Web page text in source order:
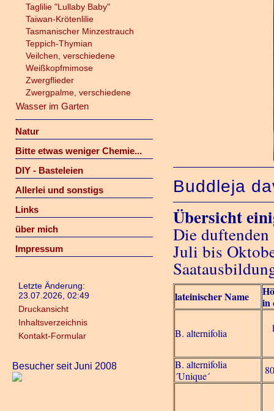
Taglilie "Lullaby Baby"
Taiwan-Krötenlilie
Tasmanischer Minzestrauch
Teppich-Thymian
Veilchen, verschiedene
Weißkopfmimose
Zwergflieder
Zwergpalme, verschiedene
Wasser im Garten
Natur
Bitte etwas weniger Chemie...
DIY - Basteleien
Allerlei und sonstigs
Links
über mich
Impressum
Letzte Änderung:
23.07.2026, 02:49
Druckansicht
Inhaltsverzeichnis
Kontakt-Formular
Besucher seit Juni 2008
Buddleja
Übersicht
Die
Juli bis
lateinischer Name
in
B. alternifolia
B. alternifolia
´Unique´